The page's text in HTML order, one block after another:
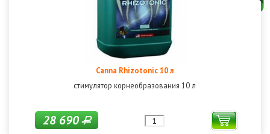
Canna Rhizotonic 10 л
стимулятор корнеобразования 10 л
28 690Р